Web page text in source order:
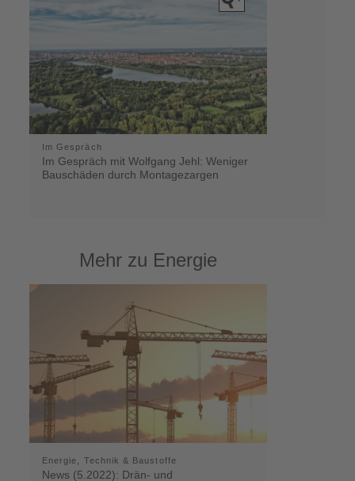
Im Gespräch
Im Gespräch mit Wolfgang Jehl: Weniger
Bauschäden durch Montagezargen
Mehr zu Energie
Energie, Technik & Baustoffe
News (5.2022): Drän- und